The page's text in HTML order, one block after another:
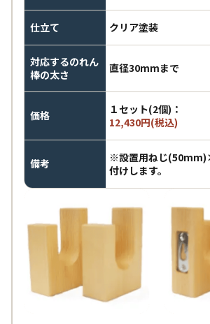
仕立て クリア塗装
対応するのれん
棒の太さ
直径30mmまで
価格
１セット(2個)：
12,430円(税込)
備考
※設置用ねじ
付けします。